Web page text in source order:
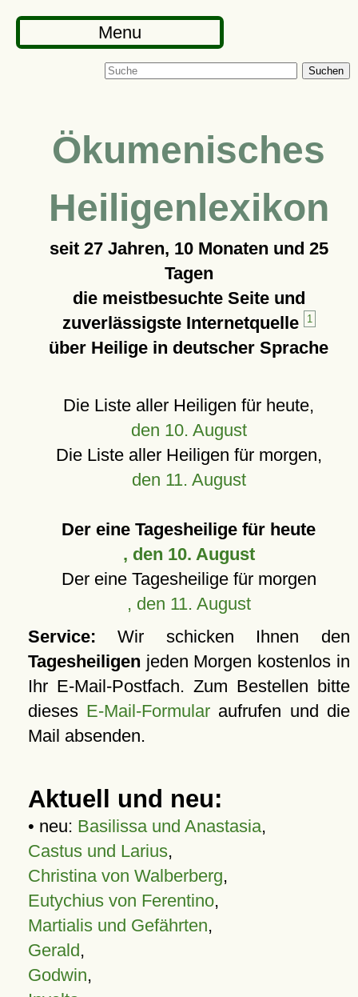
Menu
Suchen
Ökumenisches
Heiligenlexikon
seit 27 Jahren, 10 Monaten und 25
Tagen
die meistbesuchte Seite und
zuverlässigste Internetquelle
1
über Heilige in deutscher Sprache
Die Liste aller Heiligen für heute,
den 10. August
Die Liste aller Heiligen für morgen,
den 11. August
Der eine Tagesheilige für heute
, den 10. August
Der eine Tagesheilige für morgen
, den 11. August
Service: Wir schicken Ihnen den
Tagesheiligen jeden Morgen kostenlos in
Ihr E-Mail-Postfach. Zum Bestellen bitte
dieses E-Mail-Formular aufrufen und die
Mail absenden.
Aktuell und neu:
• neu: Basilissa und Anastasia,
Castus und Larius,
Christina von Walberberg,
Eutychius von Ferentino,
Martialis und Gefährten,
Gerald,
Godwin,